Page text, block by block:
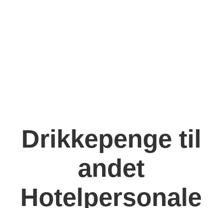
Drikkepenge til
andet
Hotelpersonale